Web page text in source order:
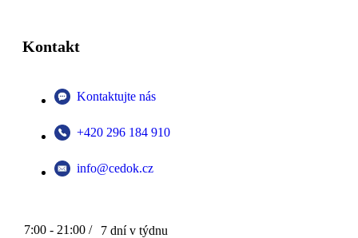
Kontakt
Kontaktujte nás
+420 296 184 910
info@cedok.cz
7:00 - 21:00 / 7 dní v týdnu